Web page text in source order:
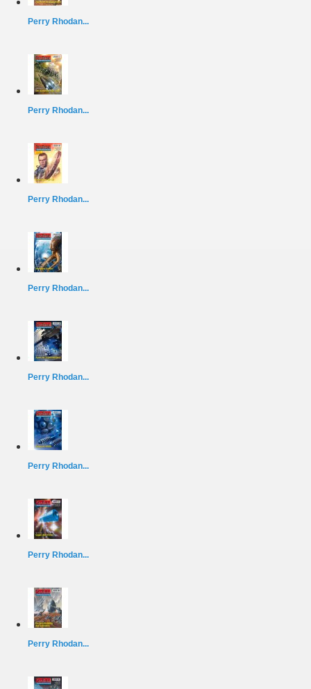
Perry Rhodan...
Perry Rhodan...
Perry Rhodan...
Perry Rhodan...
Perry Rhodan...
Perry Rhodan...
Perry Rhodan...
Perry Rhodan...